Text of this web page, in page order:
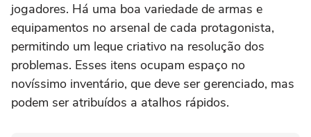
jogadores. Há uma boa variedade de armas e
equipamentos no arsenal de cada protagonista,
permitindo um leque criativo na resolução dos
problemas. Esses itens ocupam espaço no
novíssimo inventário, que deve ser gerenciado, mas
podem ser atribuídos a atalhos rápidos.